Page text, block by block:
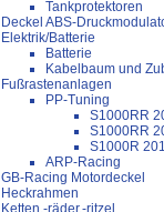
Tankprotektoren
Deckel ABS-
Elektrik/Batterie
Batterie
Kabelbaum und
Fußrastenanlagen
PP-Tuning
S1000RR
S1000RR
S1000R
ARP-Racing
GB-Racing Motordeckel
Heckrahmen
Ketten,-räder,-ritzel